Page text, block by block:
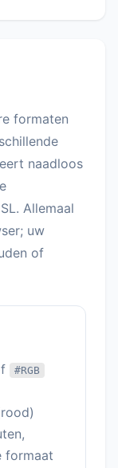
formaten
naadloos
Allemaal
uw
of
#RGB
formaat